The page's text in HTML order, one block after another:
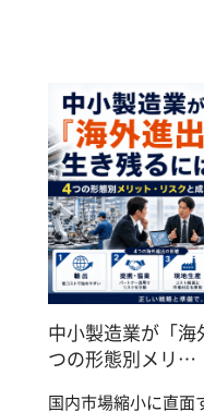
中小製造業が「
つの形態別メリ…
国内市場縮小に直面